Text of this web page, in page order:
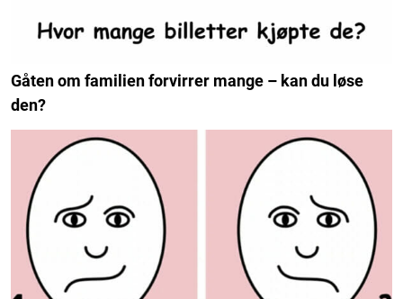
Gåten om familien forvirrer mange – kan du løse
den?